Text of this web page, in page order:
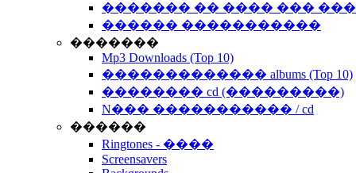
������� �� ���� ���
������ �����������
�������
Mp3 Downloads (Top 10)
������������� albums (Top 10)
�������� cd (���������)
N��� ����������� / cd
������
Ringtones - ����
Screensavers